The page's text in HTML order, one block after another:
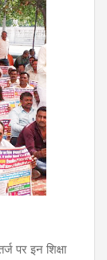
पर इन शिक्षा